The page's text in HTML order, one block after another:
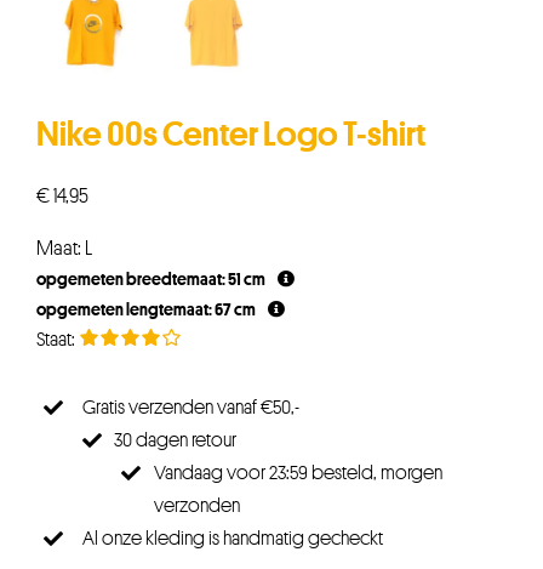
Nike 00s Center Logo T-shirt
€14,95
Maat: L
opgemeten breedtemaat: 51 cm
opgemeten lengtemaat: 67 cm
Gratis verzenden vanaf €50,-
30 dagen retour
Vandaag voor 23:59 besteld, morgen
verzonden
Al onze kleding is handmatig gecheckt